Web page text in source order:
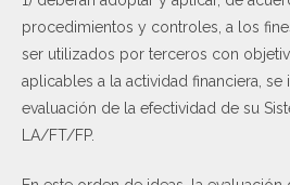
procedimientos y controles, a los
ser utilizados por terceros con
aplicables a la actividad financiera, se
evaluación de la efectividad de su
LA/FT/FP.